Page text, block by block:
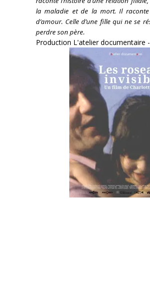
la maladie et de la mort. Il
d’amour. Celle d’une fille qui ne se
perdre son père.
Production L'atelier documentaire